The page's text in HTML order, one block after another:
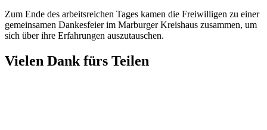
Zum Ende des arbeitsreichen Tages kamen die Freiwilligen zu einer
gemeinsamen Dankesfeier im Marburger Kreishaus zusammen, um
sich über ihre Erfahrungen auszutauschen.
Vielen Dank fürs Teilen